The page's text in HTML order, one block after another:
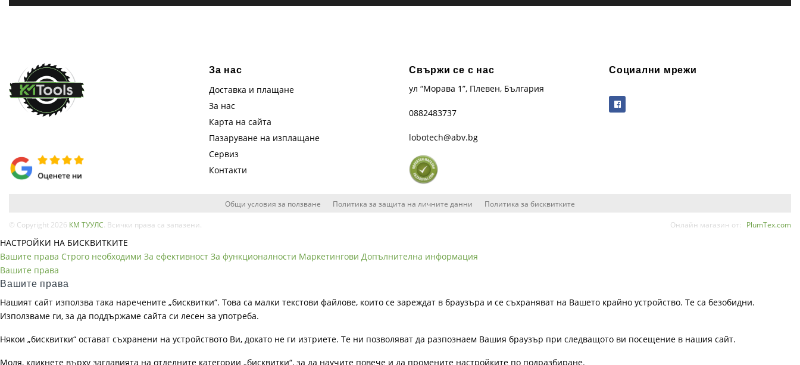
За нас
Доставка и плащане
За нас
Карта на сайта
Пазаруване на изплащане
Сервиз
Контакти
Свържи се с нас
ул “Морава 1”, Плевен, България
0882483737
lobotech@abv.bg
Социални мрежи
Общи условия за ползване Политика за защита на личните данни Политика за бисквитките
© Copyright 2026 КМ ТУУЛС . Всички права са запазени. Онлайн магазин от: PlumTex.com
НАСТРОЙКИ НА БИСКВИТКИТЕ
Вашите права Строго необходими За ефективност За функционалности Маркетингови Допълнителна информация
Вашите права
Вашите права
Нашият сайт използва така наречените „бисквитки“. Това са малки текстови файлове, които се зареждат в браузъра и се съхраняват на Вашето крайно устройство. Те са безобидни.
Използваме ги, за да поддържаме сайта си лесен за употреба.
Някои „бисквитки“ остават съхранени на устройството Ви, докато не ги изтриете. Те ни позволяват да разпознаем Вашия браузър при следващото ви посещение в нашия сайт.
Моля, кликнете върху заглавията на отделните категории „бисквитки“, за да научите повече и да промените настройките по подразбиране.